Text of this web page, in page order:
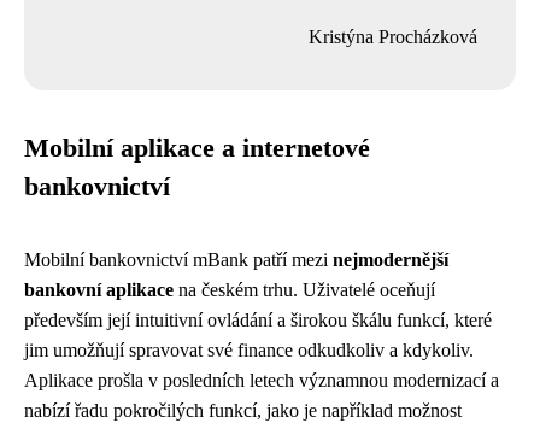
Kristýna Procházková
Mobilní aplikace a internetové
bankovnictví
Mobilní bankovnictví mBank patří mezi nejmodernější
bankovní aplikace na českém trhu. Uživatelé oceňují
především její intuitivní ovládání a širokou škálu funkcí, které
jim umožňují spravovat své finance odkudkoliv a kdykoliv.
Aplikace prošla v posledních letech významnou modernizací a
nabízí řadu pokročilých funkcí, jako je například možnost